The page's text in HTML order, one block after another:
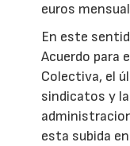
euros
En este
Acuerdo para
Colectiva, el
sindicatos y la
esta subida